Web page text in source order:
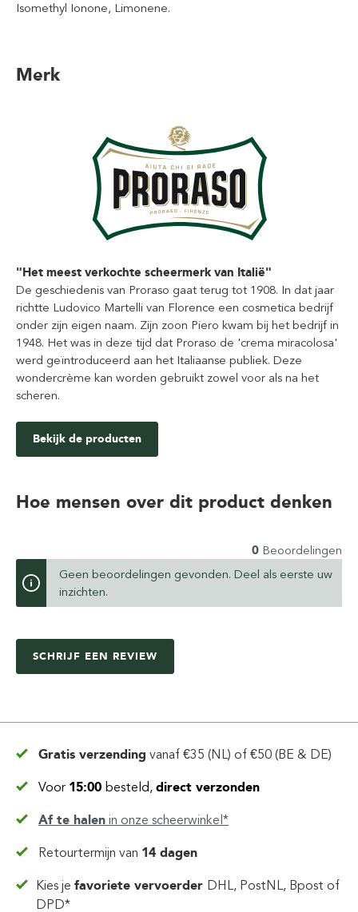
Isomethyl Ionone, Limonene.
Merk
"Het meest verkochte scheermerk van Italië"
De geschiedenis van Proraso gaat terug tot 1908. In dat jaar
richtte Ludovico Martelli van Florence een cosmetica bedrijf
onder zijn eigen naam. Zijn zoon Piero kwam bij het bedrijf in
1948. Het was in deze tijd dat Proraso de 'crema miracolosa'
werd geïntroduceerd aan het Italiaanse publiek. Deze
wondercrème kan worden gebruikt zowel voor als na het
scheren.
Bekijk de producten
Hoe mensen over dit product denken
0 Beoordelingen
Geen beoordelingen gevonden. Deel als eerste uw
inzichten.
SCHRIJF EEN REVIEW
Gratis verzending vanaf €35 (NL) of €50 (BE & DE)
Voor 15:00 besteld, direct verzonden
Af te halen in onze scheerwinkel*
Retourtermijn van 14 dagen
Kies jefavoriete vervoerder DHL, PostNL, Bpost of
DPD*